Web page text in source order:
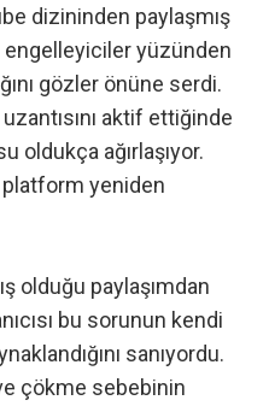
dizininden paylaşmış
engelleyiciler yüzünden
gözler önüne serdi.
aktif ettiğinde
oldukça ağırlaşıyor.
platform yeniden
olduğu paylaşımdan
bu sorunun kendi
sanıyordu.
çökme sebebinin